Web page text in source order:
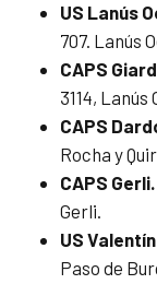
US Lanús
707. Lanús
CAPS
3114, Lanús
CAPS
Rocha y
CAPS Gerli.
Gerli.
US
Paso de